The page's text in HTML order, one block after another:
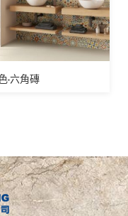
-六角磚